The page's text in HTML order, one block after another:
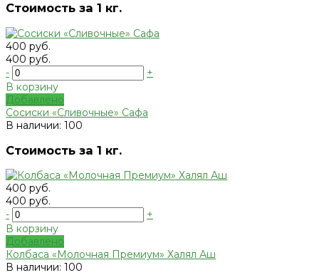
Стоимость за 1 кг.
400 руб.
400 руб.
-
+
В корзину
Добавлено
Сосиски «Сливочные» Сафа
В наличии: 100
Стоимость за 1 кг.
400 руб.
400 руб.
-
+
В корзину
Добавлено
Колбаса «Молочная Премиум» Халял Аш
В наличии: 100